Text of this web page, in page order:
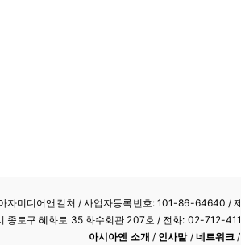
자미디어앤컬처 /사업자등록번호: 101-86-64640 /
종로구 혜화로 35 화수회관 207호 / 전화: 02-712-
아시아엔 소개 / 인사말/ 네트워크 /